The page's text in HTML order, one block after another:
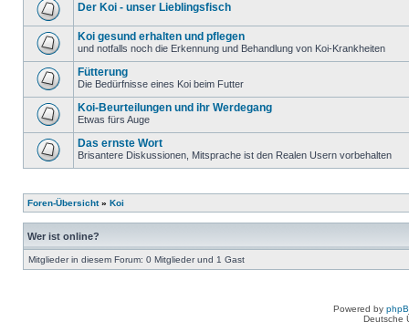
Der Koi - unser Lieblingsfisch
Koi gesund erhalten und pflegen
und notfalls noch die Erkennung und Behandlung von Koi-Krankheiten
Fütterung
Die Bedürfnisse eines Koi beim Futter
Koi-Beurteilungen und ihr Werdegang
Etwas fürs Auge
Das ernste Wort
Brisantere Diskussionen, Mitsprache ist den Realen Usern vorbehalten
Foren-Übersicht» Koi
Wer ist online?
Mitglieder in diesem Forum: 0 Mitglieder und 1 Gast
Powered by
Deutsche